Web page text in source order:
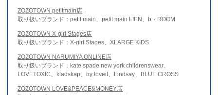
ZOZOTOWN petitmain店
取り扱いブランド：petit main、petit main LIEN、b・ROOM
ZOZOTOWN X-girl Stages店
取り扱いブランド：X-girl Stages、XLARGE KIDS
ZOZOTOWN NARUMIYA ONLINE店
取り扱いブランド：kate spade new york childrenswear、
LOVETOXIC、kladskap、by loveit、Lindsay、BLUE CROSS
ZOZOTOWN LOVE&PEACE&MONEY店